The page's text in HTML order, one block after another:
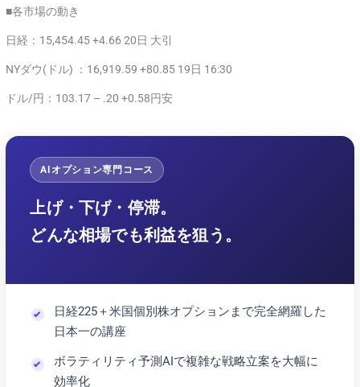
■各市場の動き
日経：15,454.45 +4.66 20日 大引
NYダウ(ドル) ：16,919.59 +80.85 19日 16:30
ドル/円：103.17 – .20 +0.58円安
AIオプション専門コース
上げ・下げ・停滞。
どんな相場でも利益を狙う。
日経225＋米国個別株オプションまで完全網羅した
日本一の講座
ボラティリティ予測AIで複雑な戦略立案を大幅に
効率化